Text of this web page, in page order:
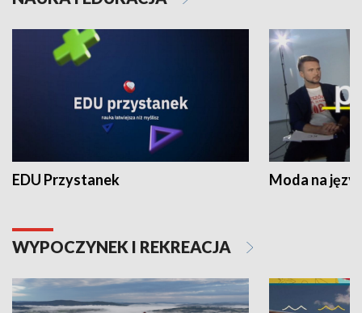
EDU Przystanek Moda na
WYPOCZYNEK I REKREACJA